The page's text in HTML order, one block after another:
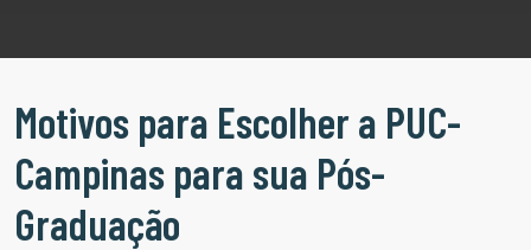
Motivos para Escolher a PUC-
Campinas para sua Pós-
Graduação